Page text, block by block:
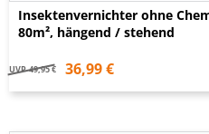
Insektenvernichter ohne
80m², hängend / stehend
UVP 49,95 € 36,99 €